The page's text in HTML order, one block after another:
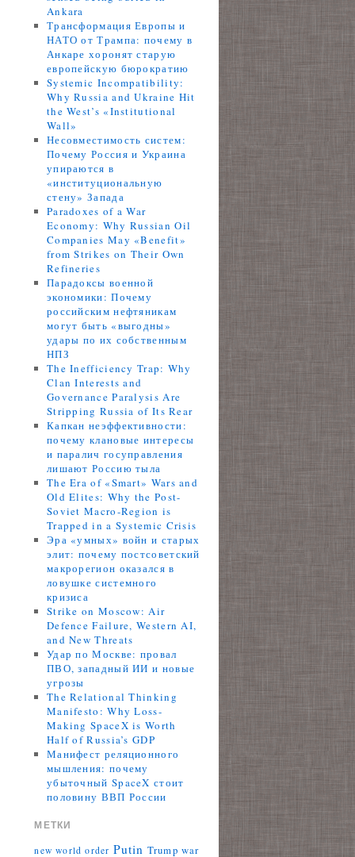
Ankara
Трансформация Европы и
НАТО от Трампа: почему в
Анкаре хоронят старую
европейскую бюрократию
Systemic Incompatibility:
Why Russia and Ukraine Hit
the West’s «Institutional
Wall»
Несовместимость систем:
Почему Россия и Украина
упираются в
«институциональную
стену» Запада
Paradoxes of a War
Economy: Why Russian Oil
Companies May «Benefit»
from Strikes on Their Own
Refineries
Парадоксы военной
экономики: Почему
российским нефтяникам
могут быть «выгодны»
удары по их собственным
НПЗ
The Inefficiency Trap: Why
Clan Interests and
Governance Paralysis Are
Stripping Russia of Its Rear
Капкан неэффективности:
почему клановые интересы
и паралич госуправления
лишают Россию тыла
The Era of «Smart» Wars and
Old Elites: Why the Post-
Soviet Macro-Region is
Trapped in a Systemic Crisis
Эра «умных» войн и старых
элит: почему постсоветский
макрорегион оказался в
ловушке системного
кризиса
Strike on Moscow: Air
Defence Failure, Western AI,
and New Threats
Удар по Москве: провал
ПВО, западный ИИ и новые
угрозы
The Relational Thinking
Manifesto: Why Loss-
Making SpaceX is Worth
Half of Russia’s GDP
Манифест реляционного
мышления: почему
убыточный SpaceX стоит
половину ВВП России
МЕТКИ
new world order Putin Trump war